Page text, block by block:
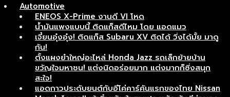
Automotive
ENEOS X-Prime งานดี VI โหด
น้ำมันแพงแบบนี้ ติดแก็สดีไหม โดย แอดแมว
เจี๋ยนอุ๋งอุ๋ง! ติดแก็ส Subaru XV ติดได้ วิ่งได้มั้ย มาดู
กัน!
ตั้งแผงยำใหญ่อะไหล่ Honda Jazz รถเล็กย้ายบ้าน
ขวัญใจมหาชน! แต่งนิดอร่อยมาก แต่งมากก็ซิ่งสนุก
สะใจ!
แอดกาวประดับยนต์กับอีโค่คาร์คันแรกของไทย Nissan